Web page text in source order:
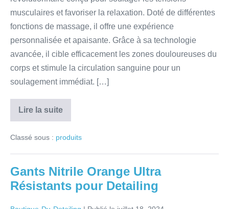
musculaires et favoriser la relaxation. Doté de différentes
fonctions de massage, il offre une expérience
personnalisée et apaisante. Grâce à sa technologie
avancée, il cible efficacement les zones douloureuses du
corps et stimule la circulation sanguine pour un
soulagement immédiat. […]
Lire la suite
Classé sous : produits
Gants Nitrile Orange Ultra
Résistants pour Detailing